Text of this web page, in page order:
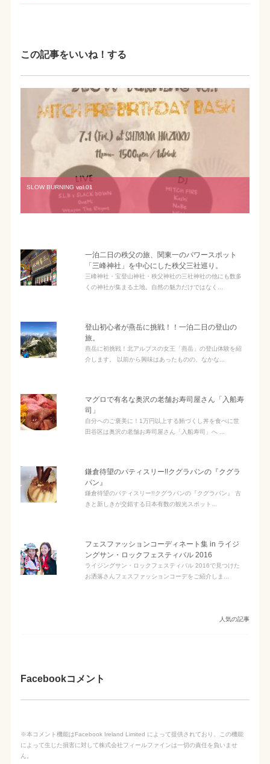
この記事をいいね！する
SLOW BURNING vol.01
一泊二日の秩父の旅、関東一のパワースポット
「三峰神社」を中心にした秩父三社巡り。
三峰神社・宝登山神社・秩父神社の三社神社の他にも数多
くの神社が集まる土地。自然の魅力だけではなく...
登山初心者が燕岳に挑戦！！一泊二日の登山の
旅。
燕岳に初挑戦！北アルプスの女王「燕岳」の登山体験を紹
介します。 以前から興味はあったものの、なかな...
マグロで有名な奥沢の老舗お寿司屋さん「入船寿
司」
自分へのご褒美に！1万円以上する鮪づくし丼を食べに世
田谷区は奥沢の老舗お寿司屋さん「入船寿司」へ ...
鎌倉待望のパティスリー!!クグラパンの『クグラ
パン』
鎌倉待望のパティスリー!!クグラパンの『クグラパン』 古
きと新しきが交錯する日本有数の観光スポット...
フェスファッションコーディネート集 in ライジ
ングサン・ロックフェスティバル 2016
ライジングサン・ロックフェスティバル 2016で見つけた
お洒落さんフェスファッションコーデをご紹介しま...
人気の記事
Facebookコメント
※本コメント機能はFacebook Ireland Limited によって提供されており、この機能
によって生じた損害に対して株式会社フィールファインは一切の責任を負いませ
ん。